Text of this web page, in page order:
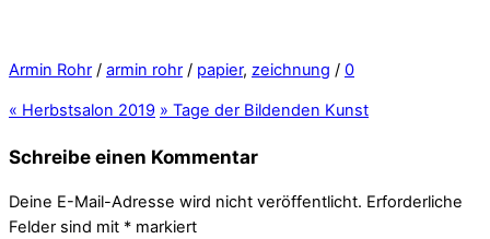
Armin Rohr / armin rohr / papier, zeichnung / 0
« Herbstsalon 2019 » Tage der Bildenden Kunst
Schreibe einen Kommentar
Deine E-Mail-Adresse wird nicht veröffentlicht. Erforderliche
Felder sind mit * markiert